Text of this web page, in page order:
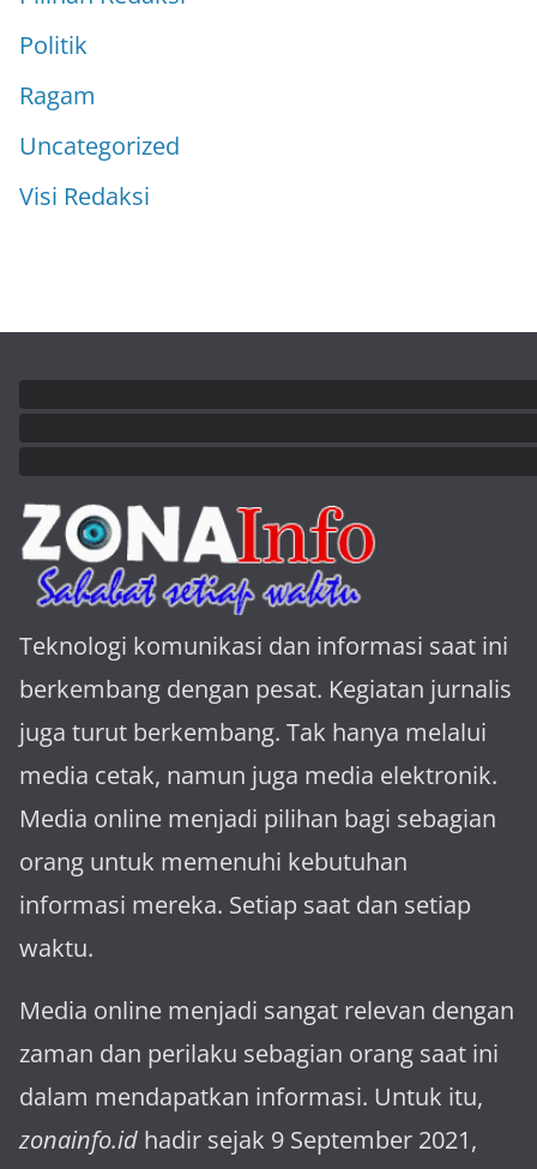
Politik
Ragam
Uncategorized
Visi Redaksi
Teknologi komunikasi dan informasi saat ini
berkembang dengan pesat. Kegiatan jurnalis
juga turut berkembang. Tak hanya melalui
media cetak, namun juga media elektronik.
Media online menjadi pilihan bagi sebagian
orang untuk memenuhi kebutuhan
informasi mereka. Setiap saat dan setiap
waktu.
Media online menjadi sangat relevan dengan
za­man dan perilaku sebagian orang saat ini
dalam mendapatkan informasi. Untuk itu,
zonainfo.id hadir sejak 9 September 2021,